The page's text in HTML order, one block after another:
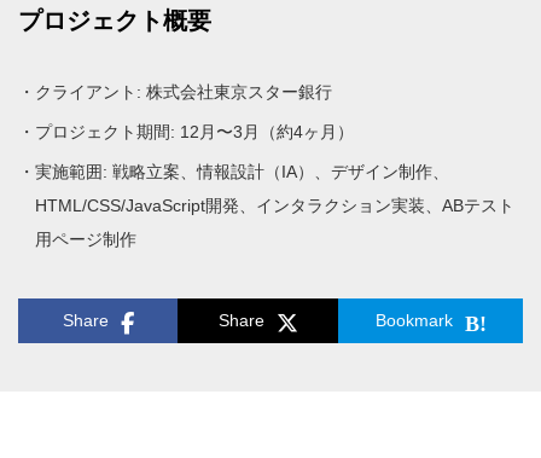
プロジェクト概要
クライアント: 株式会社東京スター銀行
プロジェクト期間: 12月〜3月（約4ヶ月）
実施範囲: 戦略立案、情報設計（IA）、デザイン制作、
HTML/CSS/JavaScript開発、インタラクション実装、ABテスト
用ページ制作
Share Share Bookmark